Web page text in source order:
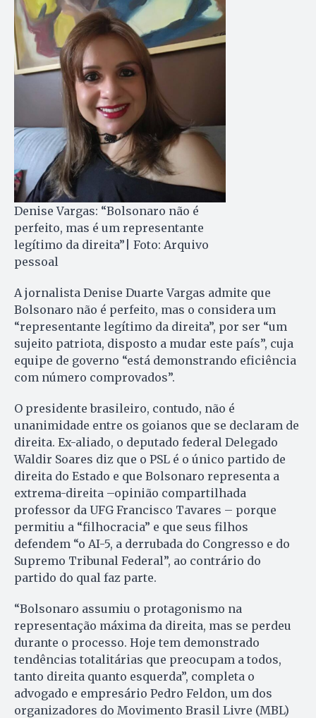
Denise Vargas: “Bolsonaro não é
perfeito, mas é um representante
legítimo da direita”| Foto: Arquivo
pessoal
A jornalista Denise Duarte Vargas admite que
Bolsonaro não é perfeito, mas o considera um
“representante legítimo da direita”, por ser “um
sujeito patriota, disposto a mudar este país”, cuja
equipe de governo “está demonstrando eficiência
com número comprovados”.
O presidente brasileiro, contudo, não é
unanimidade entre os goianos que se declaram de
direita. Ex-aliado, o deputado federal Delegado
Waldir Soares diz que o PSL é o único partido de
direita do Estado e que Bolsonaro representa a
extrema-direita –opinião compartilhada
professor da UFG Francisco Tavares – porque
permitiu a “filhocracia” e que seus filhos
defendem “o AI-5, a derrubada do Congresso e do
Supremo Tribunal Federal”, ao contrário do
partido do qual faz parte.
“Bolsonaro assumiu o protagonismo na
representação máxima da direita, mas se perdeu
durante o processo. Hoje tem demonstrado
tendências totalitárias que preocupam a todos,
tanto direita quanto esquerda”, completa o
advogado e empresário Pedro Feldon, um dos
organizadores do Movimento Brasil Livre (MBL)